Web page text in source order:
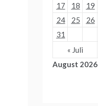
August 2026
17
18 19
24
25 26
31
« Juli